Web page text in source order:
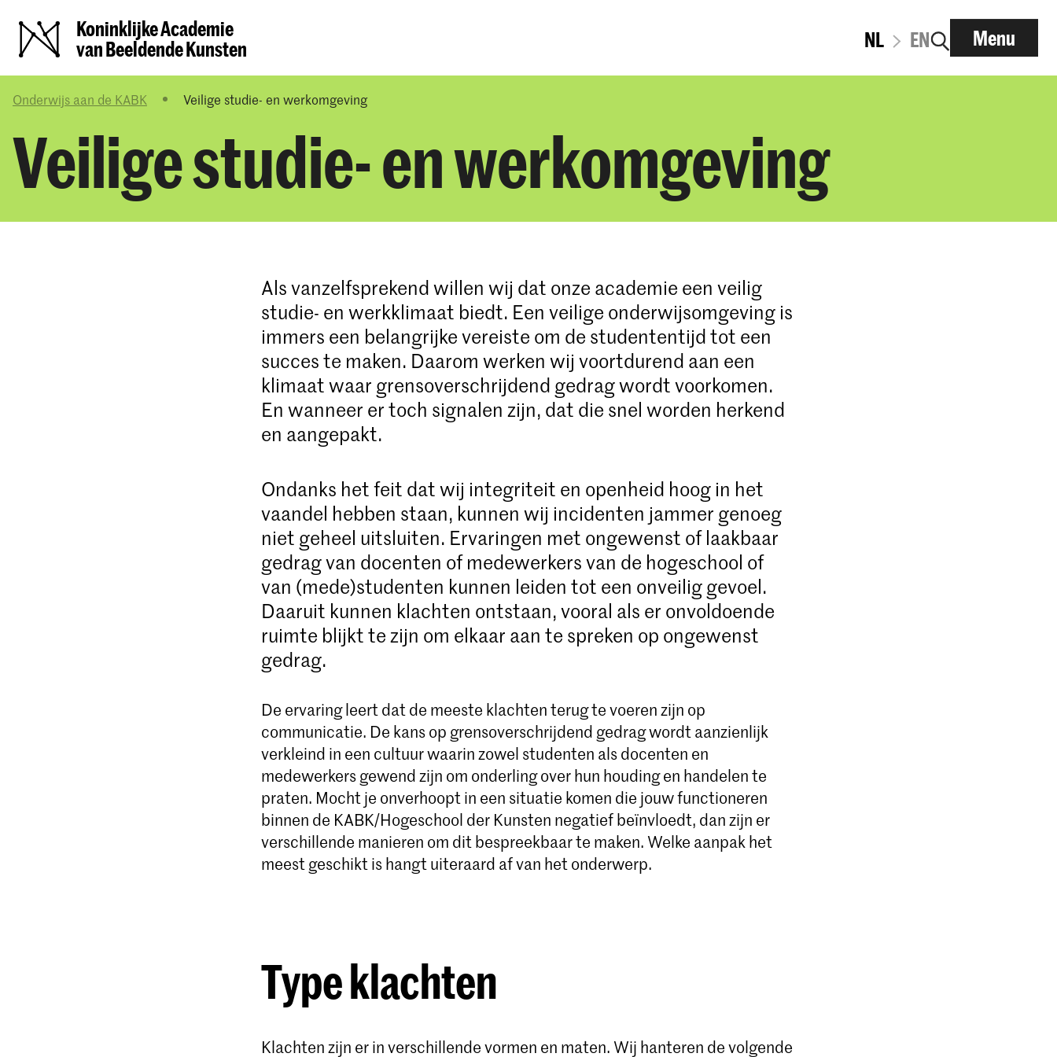
Koninklijke Academie
van Beeldende Kunsten
NL EN Menu
Onderwijs aan de KABK Veilige studie- en werkomgeving
Veilige studie- en werkomgeving
Als vanzelfsprekend willen wij dat onze academie een veilig
studie- en werkklimaat biedt. Een veilige onderwijsomgeving is
immers een belangrijke vereiste om de studententijd tot een
succes te maken. Daarom werken wij voortdurend aan een
klimaat waar grensoverschrijdend gedrag wordt voorkomen.
En wanneer er toch signalen zijn, dat die snel worden herkend
en aangepakt.
Ondanks het feit dat wij integriteit en openheid hoog in het
vaandel hebben staan, kunnen wij incidenten jammer genoeg
niet geheel uitsluiten. Ervaringen met ongewenst of laakbaar
gedrag van docenten of medewerkers van de hogeschool of
van (mede)studenten kunnen leiden tot een onveilig gevoel.
Daaruit kunnen klachten ontstaan, vooral als er onvoldoende
ruimte blijkt te zijn om elkaar aan te spreken op ongewenst
gedrag.
De ervaring leert dat de meeste klachten terug te voeren zijn op
communicatie. De kans op grensoverschrijdend gedrag wordt aanzienlijk
verkleind in een cultuur waarin zowel studenten als docenten en
medewerkers gewend zijn om onderling over hun houding en handelen te
praten. Mocht je onverhoopt in een situatie komen die jouw functioneren
binnen de KABK/Hogeschool der Kunsten negatief beïnvloedt, dan zijn er
verschillende manieren om dit bespreekbaar te maken. Welke aanpak het
meest geschikt is hangt uiteraard af van het onderwerp.
Type klachten
Klachten zijn er in verschillende vormen en maten. Wij hanteren de volgende